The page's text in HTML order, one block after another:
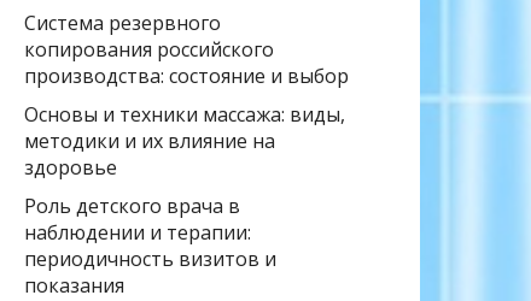
Система резервного
копирования российского
производства: состояние и выбор
Основы и техники массажа: виды,
методики и их влияние на
здоровье
Роль детского врача в
наблюдении и терапии:
периодичность визитов и
показания